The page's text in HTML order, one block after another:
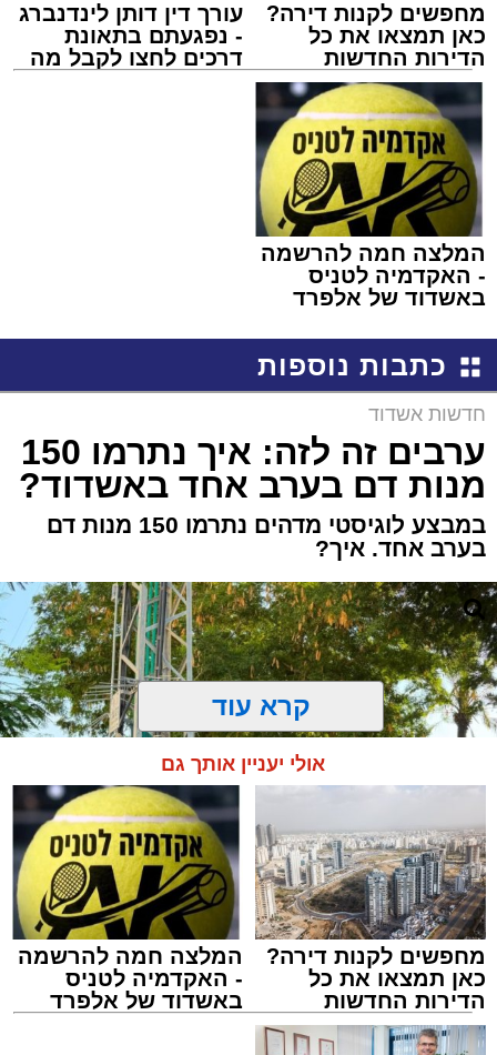
מחפשים לקנות דירה?
כאן תמצאו את כל
הדירות החדשות
למכירה באשדוד >>>
עורך דין דותן לינדנברג
- נפגעתם בתאונת
דרכים לחצו לקבל מה
המלצה חמה להרשמה
- האקדמיה לטניס
באשדוד של אלפרד
כתבות נוספות
חדשות אשדוד
ערבים זה לזה: איך נתרמו 150
מנות דם בערב אחד באשדוד?
במבצע לוגיסטי מדהים נתרמו 150 מנות דם
בערב אחד. איך?
התרמת דם. מדא
מנהל האתר / 21:31 09.08.26
קרא עוד
אולי יעניין אותך גם
מחפשים לקנות דירה?
כאן תמצאו את כל
הדירות החדשות
למכירה באשדוד >>>
המלצה חמה להרשמה
- האקדמיה לטניס
באשדוד של אלפרד